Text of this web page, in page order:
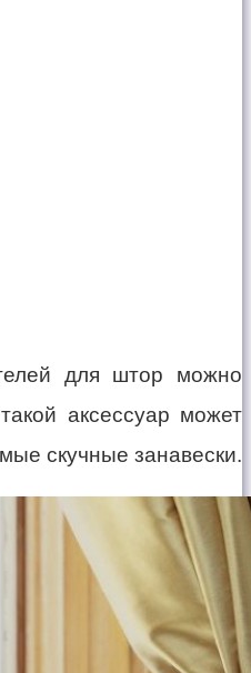
для штор можно
аксессуар может
скучные занавески.